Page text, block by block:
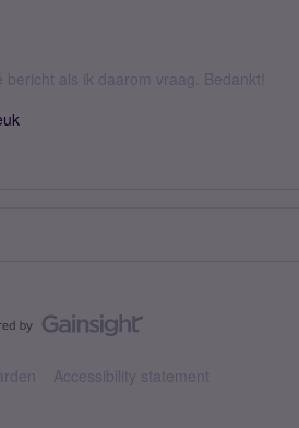
als ik daarom vraag. Bedankt!
Accessibility statement